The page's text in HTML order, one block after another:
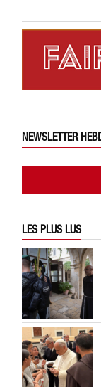
NEWSLETTER
LES PLUS LUS